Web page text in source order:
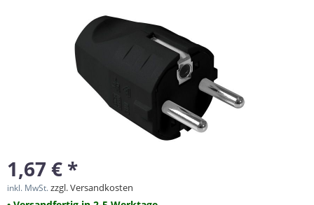
1,67 € *
inkl. MwSt.zzgl. Versandkosten